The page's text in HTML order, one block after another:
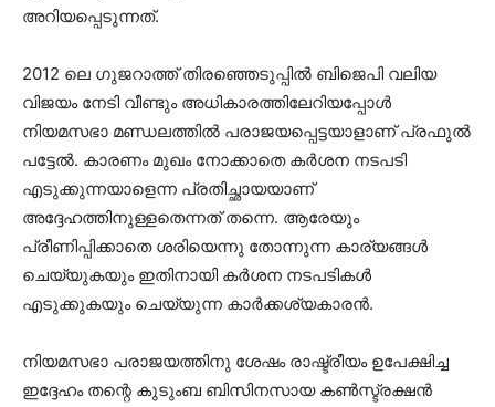
അറിയപ്പെടുന്നത്.
2012 ലെ ഗുജറാത്ത് തിരഞ്ഞെടുപ്പില്‍ ബിജെപി വലിയ
വിജയം നേടി വീണ്ടും അധികാരത്തിലേറിയപ്പോള്‍
നിയമസഭാ മണ്ഡലത്തില്‍ പരാജയപ്പെട്ടയാളാണ് പ്രഫുല്‍
പട്ടേല്‍. കാരണം മുഖം നോക്കാതെ കര്‍ശന നടപടി
എടുക്കുന്നയാളെന്ന പ്രതിച്ഛായയാണ്
അദ്ദേഹത്തിനുള്ളതെന്നത് തന്നെ. ആരേയും
പ്രീണിപ്പിക്കാതെ ശരിയെന്നു തോന്നുന്ന കാര്യങ്ങള്‍
ചെയ്യുകയും ഇതിനായി കര്‍ശന നടപടികള്‍
എടുക്കുകയും ചെയ്യുന്ന കാര്‍ക്കശ്യകാരന്‍.
നിയമസഭാ പരാജയത്തിനു ശേഷം രാഷ്ട്രീയം ഉപേക്ഷിച്ച
ഇദ്ദേഹം തന്റെ കുടുംബ ബിസിനസായ കണ്‍സ്ട്രക്ഷന്‍